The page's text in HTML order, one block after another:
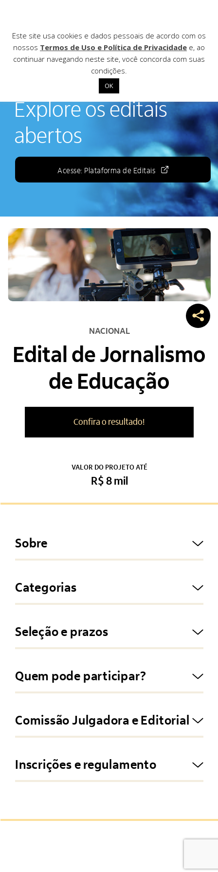
Institucional
Nossas ações
Biblioteca
Alto Contraste
Termos de Uso e Política de
Privacidade
Explore os editais
abertos
Acesse: Plataforma de Editais
NACIONAL
Edital de Jornalismo
de Educação
VALOR DO PROJETO ATÉ
R$ 8 mil
Confira o resultado!
Sobre
Categorias
Seleção e prazos
Quem pode participar?
Comissão Julgadora e Editorial
Inscrições e regulamento
Este site usa cookies e dados pessoais de acordo com os
nossos Termos de Uso e Política de Privacidade e, ao
continuar navegando neste site, você concorda com suas
condições.
OK